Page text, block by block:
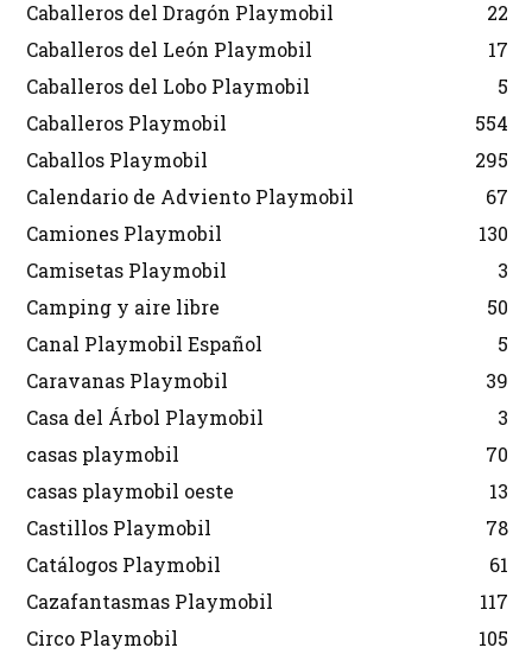
Caballeros del Dragón Playmobil
22
Caballeros del León Playmobil
17
Caballeros del Lobo Playmobil
5
Caballeros Playmobil
554
Caballos Playmobil
295
Calendario de Adviento Playmobil
67
Camiones Playmobil
130
Camisetas Playmobil
3
Camping y aire libre
50
Canal Playmobil Español
5
Caravanas Playmobil
39
Casa del Árbol Playmobil
3
casas playmobil
70
casas playmobil oeste
13
Castillos Playmobil
78
Catálogos Playmobil
61
Cazafantasmas Playmobil
117
Circo Playmobil
105